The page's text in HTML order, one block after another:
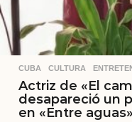
CUBA ,CULTURA ,
Actriz de «El
desapareció un
en «Entre aguas»